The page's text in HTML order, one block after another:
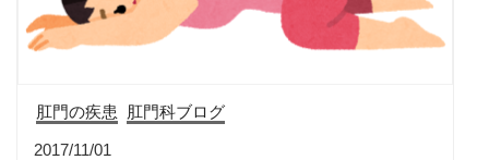
肛門の疾患 肛門科ブログ
2017/11/01